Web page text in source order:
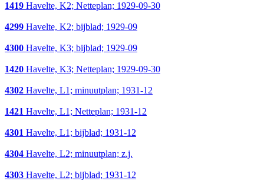
1419 Havelte, K2; Netteplan; 1929-09-30
4299 Havelte, K2; bijblad; 1929-09
4300 Havelte, K3; bijblad; 1929-09
1420 Havelte, K3; Netteplan; 1929-09-30
4302 Havelte, L1; minuutplan; 1931-12
1421 Havelte, L1; Netteplan; 1931-12
4301 Havelte, L1; bijblad; 1931-12
4304 Havelte, L2; minuutplan; z.j.
4303 Havelte, L2; bijblad; 1931-12